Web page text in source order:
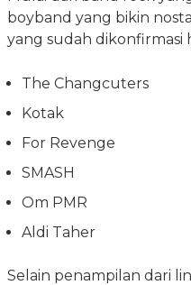
boyband yang bikin
yang sudah dikonfirmasi
The Changcuters
Kotak
For Revenge
SMASH
Om PMR
Aldi Taher
Selain penampilan dari